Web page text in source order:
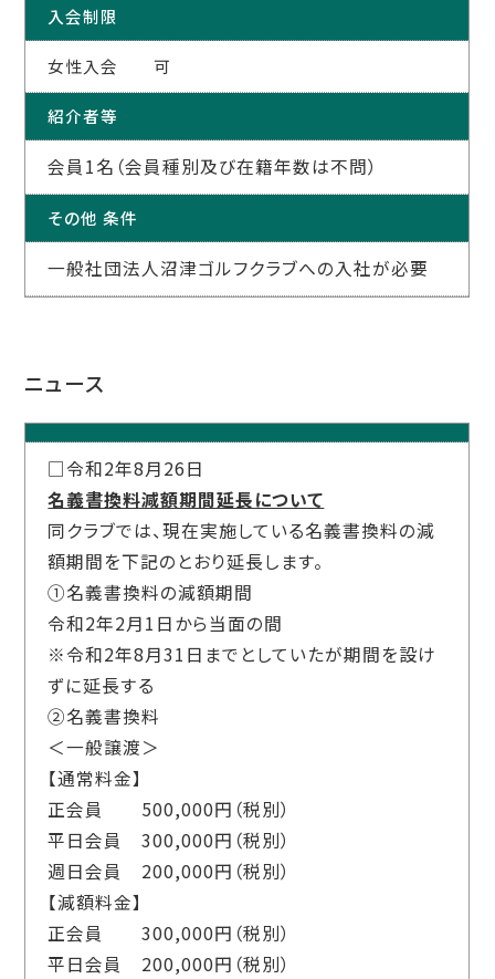
入会制限
女性入会 可
紹介者等
会員1名（会員種別及び在籍年数は不問）
その他 条件
一般社団法人沼津ゴルフクラブへの入社が必要
ニュース
□令和2年8月26日
名義書換料減額期間延長について
同クラブでは、現在実施している名義書換料の減
額期間を下記のとおり延長します。
①名義書換料の減額期間
令和2年2月1日から当面の間
※令和2年8月31日までとしていたが期間を設け
ずに延長する
②名義書換料
＜一般譲渡＞
【通常料金】
正会員 500,000円（税別）
平日会員 300,000円（税別）
週日会員 200,000円（税別）
【減額料金】
正会員 300,000円（税別）
平日会員 200,000円（税別）